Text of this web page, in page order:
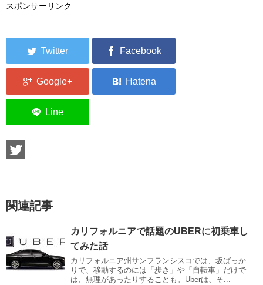
スポンサーリンク
関連記事
カリフォルニアで話題のUBERに初乗車し
てみた話
カリフォルニア州サンフランシスコでは、坂ばっか
りで、移動するのには「歩き」や「自転車」だけで
は、無理があったりすることも。Uberは、そ...